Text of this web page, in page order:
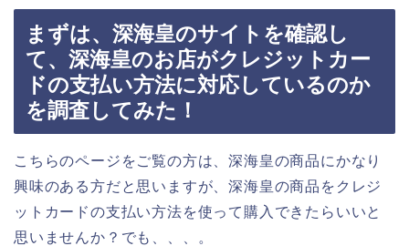
まずは、深海皇のサイトを確認し
て、深海皇のお店がクレジットカー
ドの支払い方法に対応しているのか
を調査してみた！
こちらのページをご覧の方は、深海皇の商品にかなり
興味のある方だと思いますが、深海皇の商品をクレジ
ットカードの支払い方法を使って購入できたらいいと
思いませんか？でも、、、。